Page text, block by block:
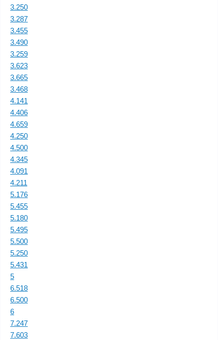
3.250
3.287
3.455
3.490
3.259
3.623
3.665
3.468
4.141
4.406
4.659
4.250
4.500
4.345
4.091
4.211
5.176
5.455
5.180
5.495
5.500
5.250
5.431
5
6.518
6.500
6
7.247
7.603